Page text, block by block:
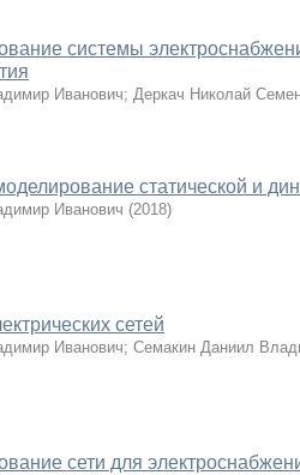
системы
Иванович; Деркач Николай
статической и
Иванович (2018)
сетей
Иванович; Семакин Даниил
сети для